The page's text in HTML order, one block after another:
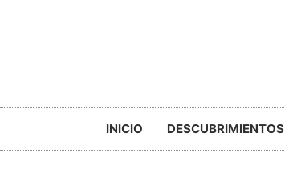
INICIO DESCUBRIMIENTOS